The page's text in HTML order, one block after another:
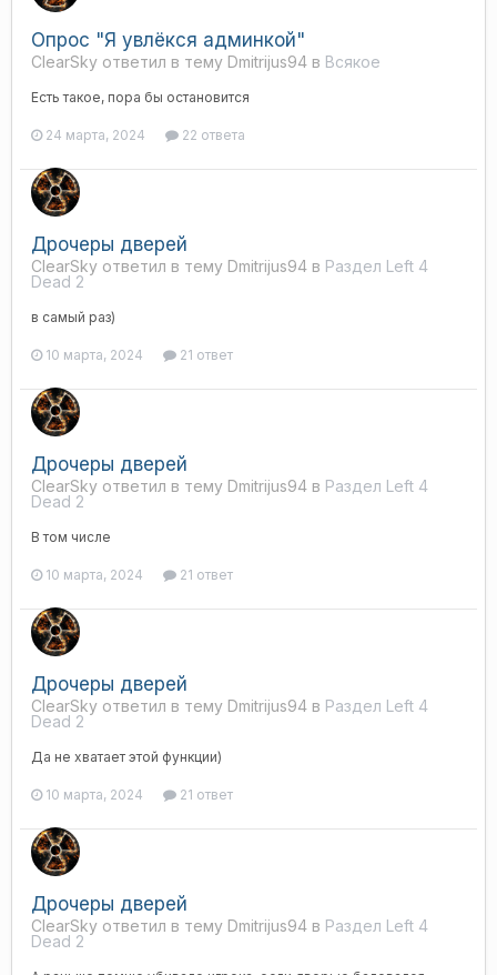
Опрос "Я увлёкся админкой"
ClearSky ответил в тему Dmitrijus94 в Всякое
Есть такое, пора бы остановится
24 марта, 2024 22 ответа
Дрочеры дверей
ClearSky ответил в тему Dmitrijus94 в Раздел Left 4
Dead 2
в самый раз)
10 марта, 2024 21 ответ
Дрочеры дверей
ClearSky ответил в тему Dmitrijus94 в Раздел Left 4
Dead 2
В том числе
10 марта, 2024 21 ответ
Дрочеры дверей
ClearSky ответил в тему Dmitrijus94 в Раздел Left 4
Dead 2
Да не хватает этой функции)
10 марта, 2024 21 ответ
Дрочеры дверей
ClearSky ответил в тему Dmitrijus94 в Раздел Left 4
Dead 2